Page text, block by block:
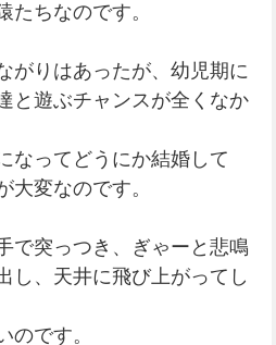
たちなのです。
がりはあったが、幼児期に
と遊ぶチャンスが全くなか
なってどうにか結婚して
大変なのです。
で突っつき、ぎゃーと悲鳴
し、天井に飛び上がってし
のです。